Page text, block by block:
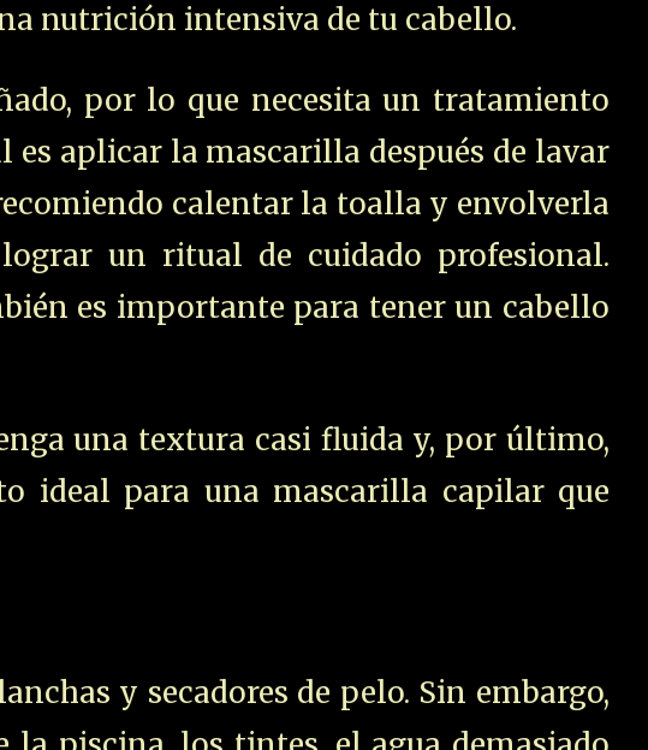
nutrición intensiva de tu cabello.
por lo que necesita un tratamiento
aplicar la mascarilla después de lavar
calentar la toalla y envolverla
un ritual de cuidado profesional.
es importante para tener un cabello
una textura casi fluida y, por último,
ideal para una mascarilla capilar que
y secadores de pelo. Sin embargo,